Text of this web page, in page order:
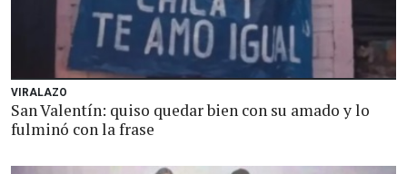
VIRALAZO
San Valentín: quiso quedar bien con su amado y lo
fulminó con la frase